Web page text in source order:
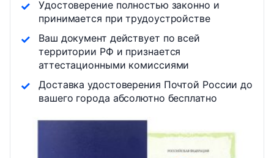
Удостоверение полностью законно и
принимается при трудоустройстве
Ваш документ действует по всей
территории РФ и признается
аттестационными комиссиями
Доставка удостоверения Почтой России до
вашего города абсолютно бесплатно